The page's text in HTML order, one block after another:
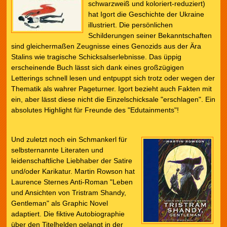
schwarzweiß und koloriert-reduziert)
hat Igort die Geschichte der Ukraine
illustriert. Die persönlichen
Schilderungen seiner Bekanntschaften
sind gleichermaßen Zeugnisse eines Genozids aus der Ära
Stalins wie tragische Schicksalserlebnisse. Das üppig
erscheinende Buch lässt sich dank eines großzügigen
Letterings schnell lesen und entpuppt sich trotz oder wegen der
Thematik als wahrer Pageturner. Igort bezieht auch Fakten mit
ein, aber lässt diese nicht die Einzelschicksale "erschlagen". Ein
absolutes Highlight für Freunde des "Edutainments"!
Und zuletzt noch ein Schmankerl für
selbsternannte Literaten und
leidenschaftliche Liebhaber der Satire
und/oder Karikatur. Martin Rowson hat
Laurence Sternes Anti-Roman "Leben
und Ansichten von Tristram Shandy,
Gentleman" als Graphic Novel
adaptiert. Die fiktive Autobiographie
über den Titelhelden gelangt in der